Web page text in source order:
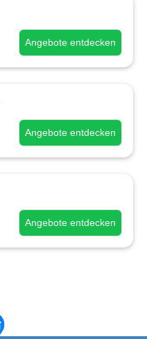
Angebote entdecken
Angebote entdecken
Angebote entdecken